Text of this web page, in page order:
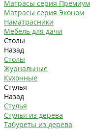
Матрасы серия Премиум
Матрасы серия Эконом
Наматрасники
Мебель для дачи
Столы
Назад
Столы
Журнальные
Кухонные
Стулья
Назад
Стулья
Стулья из дерева
Табуреты из дерева